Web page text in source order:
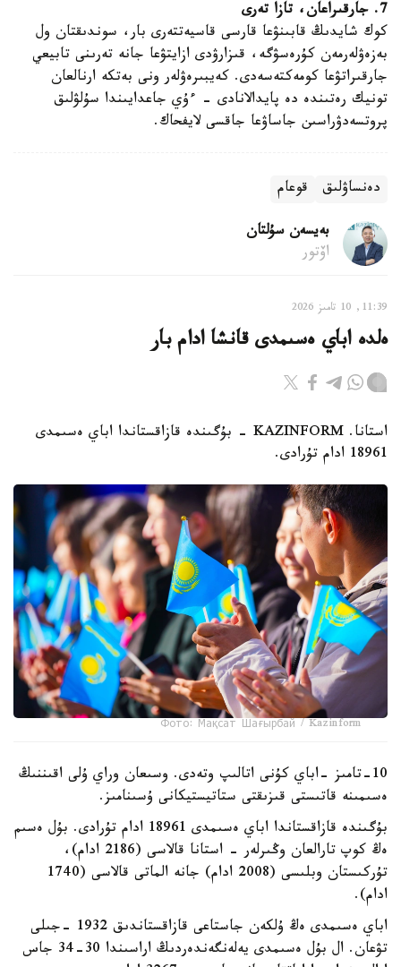
7. جارقىراعان، تازا تەرى
كوك شايدىڭ قابىنۋعا قارسى قاسيەتتەرى بار، سوندىقتان ول
بەزەۋلەرمەن كۇرەسۋگە، قىزارۋدى ازايتۋعا جانە تەرىنى تابيعي
جارقىراتۋعا كومەكتەسەدى. كەيبىرەۋلەر ونى بەتكە ارنالعان
تونيك رەتىندە دە پايدالانادى - ءۇي جاعدايىندا سۇلۋلىق
پروتسەدۋراسىن جاساۋعا جاقسى لايفحاك.
دەنساۋلىق قوعام
بەيسەن سۇلتان
اۆتور
11:39, 10 تامىز 2026
ەلدە اباي ەسىمدى قانشا ادام بار
استانا. KAZINFORM - بۇگىندە قازاقستاندا اباي ەسىمدى
18961 ادام تۇرادى.
Фото: Мақсат Шағырбай / Kazinform
10-تامىز -اباي كۇنى اتالىپ وتەدى. وسىعان وراي ۇلى اقىننىڭ
ەسىمىنە قاتىستى قىزىقتى ستاتيستيكانى ۇسىنامىز.
بۇگىندە قازاقستاندا اباي ەسىمدى 18961 ادام تۇرادى. بۇل ەسىم
ەڭ كوپ تارالعان وڭىرلەر - استانا قالاسى (2186 ادام)،
تۇركىستان وبلىسى (2008 ادام) جانە الماتى قالاسى (1740
ادام).
اباي ەسىمدى ەڭ ۇلكەن جاستاعى قازاقستاندىق 1932 -جىلى
تۋعان. ال بۇل ەسىمدى يەلەنگەندەردىڭ اراسىندا 30-34 جاس